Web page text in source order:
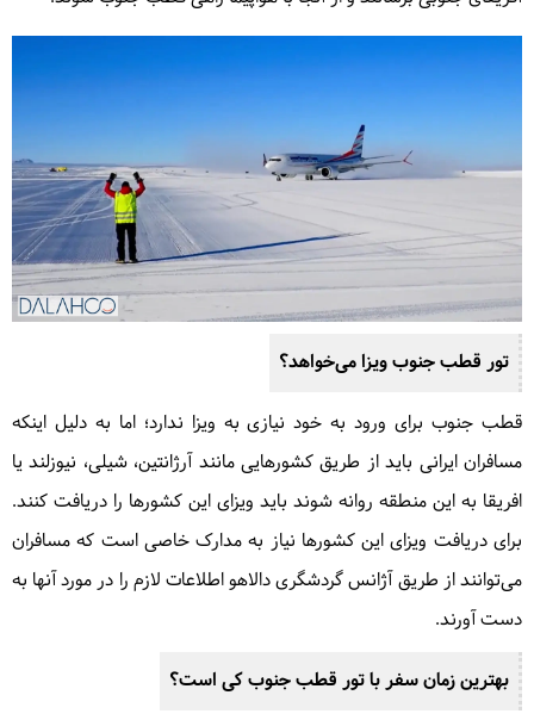
تور قطب جنوب ویزا می‌خواهد؟
قطب جنوب برای ورود به خود نیازی به ویزا ندارد؛ اما به دلیل اینکه
مسافران ایرانی باید از طریق کشورهایی مانند آرژانتین، شیلی، نیوزلند یا
افریقا به این منطقه روانه شوند باید ویزای این کشورها را دریافت کنند.
برای دریافت ویزای این کشورها نیاز به مدارک خاصی است که مسافران
می‌توانند از طریق آژانس گردشگری دالاهو اطلاعات لازم را در مورد آنها به
دست آورند.
بهترین زمان سفر با تور قطب جنوب کی است؟